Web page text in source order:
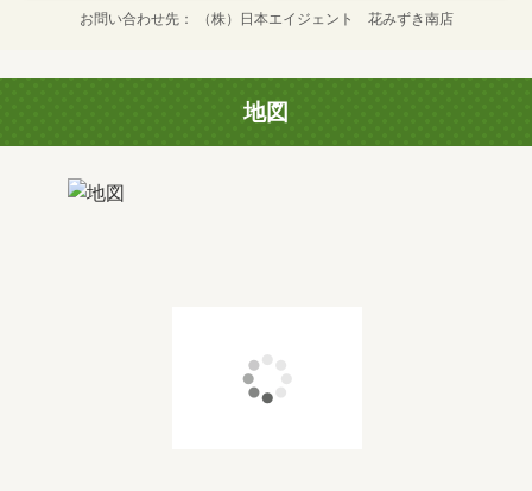
お問い合わせ先 （株）日本エイジェント 花みずき南店
地図